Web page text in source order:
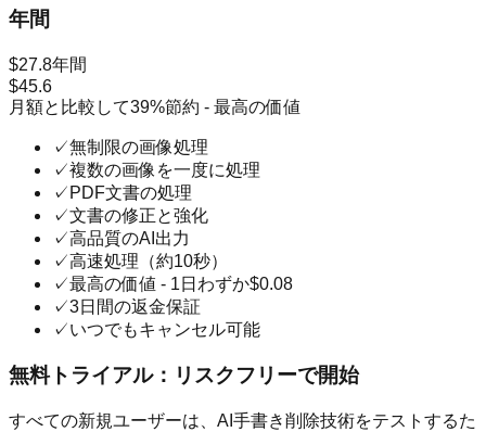
年間
$27.8年間
$45.6
月額と比較して39%節約 - 最高の価値
✓無制限の画像処理
✓複数の画像を一度に処理
✓ PDF文書の処理
✓文書の修正と強化
✓高品質のAI出力
✓高速処理（約10秒）
✓最高の価値 - 1日わずか$0.08
✓3日間の返金保証
✓いつでもキャンセル可能
無料トライアル：リスクフリーで開始
すべての新規ユーザーは、AI手書き削除技術をテストするた